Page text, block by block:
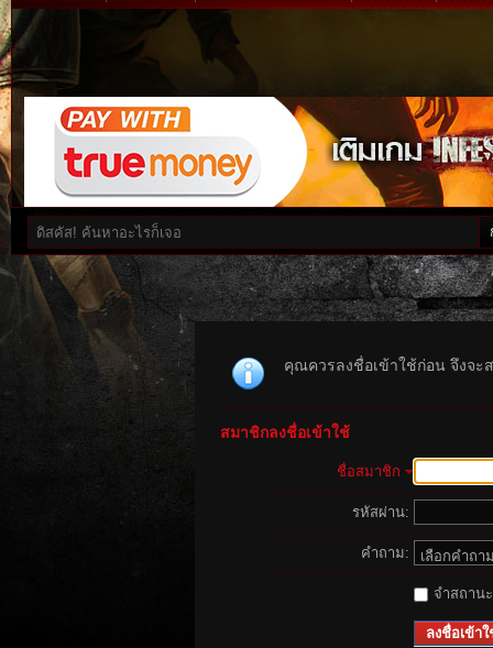
คุณควรลงชื่อเข้าใช้ก่อน จึงจะ
สมาชิกลงชื่อเข้าใช้
ชื่อสมาชิก
รหัสผ่าน:
คำถาม:
จำสถาน
ลงชื่อเข้าใ